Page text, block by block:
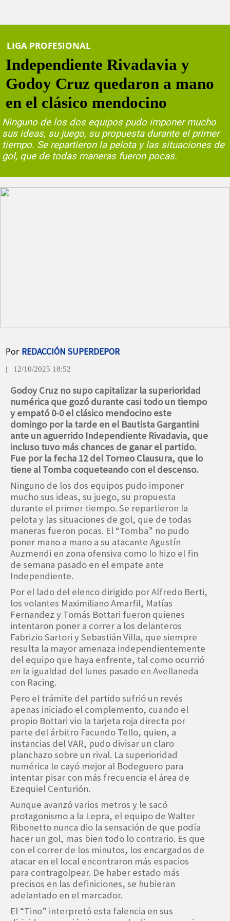
LIGA PROFESIONAL
Independiente Rivadavia y
Godoy Cruz quedaron a mano
en el clásico mendocino
Ninguno de los dos equipos pudo imponer mucho
sus ideas, su juego, su propuesta durante el primer
tiempo. Se repartieron la pelota y las situaciones de
gol, que de todas maneras fueron pocas.
Por REDACCIÓN SUPERDEPOR
| 12/10/2025 18:52
Godoy Cruz no supo capitalizar la superioridad
numérica que gozó durante casi todo un tiempo
y empató 0-0 el clásico mendocino este
domingo por la tarde en el Bautista Gargantini
ante un aguerrido Independiente Rivadavia, que
incluso tuvo más chances de ganar el partido.
Fue por la fecha 12 del Torneo Clausura, que lo
tiene al Tomba coqueteando con el descenso.
Ninguno de los dos equipos pudo imponer
mucho sus ideas, su juego, su propuesta
durante el primer tiempo. Se repartieron la
pelota y las situaciones de gol, que de todas
maneras fueron pocas. El “Tomba” no pudo
poner mano a mano a su atacante Agustín
Auzmendi en zona ofensiva como lo hizo el fin
de semana pasado en el empate ante
Independiente.
Por el lado del elenco dirigido por Alfredo Berti,
los volantes Maximiliano Amarfil, Matías
Fernandez y Tomás Bottari fueron quienes
intentaron poner a correr a los delanteros
Fabrizio Sartori y Sebastián Villa, que siempre
resulta la mayor amenaza independientemente
del equipo que haya enfrente, tal como ocurrió
en la igualdad del lunes pasado en Avellaneda
con Racing.
Pero el trámite del partido sufrió un revés
apenas iniciado el complemento, cuando el
propio Bottari vio la tarjeta roja directa por
parte del árbitro Facundo Tello, quien, a
instancias del VAR, pudo divisar un claro
planchazo sobre un rival. La superioridad
numérica le cayó mejor al Bodeguero para
intentar pisar con más frecuencia el área de
Ezequiel Centurión.
Aunque avanzó varios metros y le sacó
protagonismo a la Lepra, el equipo de Walter
Ribonetto nunca dio la sensación de que podía
hacer un gol, mas bien todo lo contrario. Es que
con el correr de los minutos, los encargados de
atacar en el local encontraron más espacios
para contragolpear. De haber estado más
precisos en las definiciones, se hubieran
adelantado en el marcador.
El “Tino” interpretó esta falencia en sus